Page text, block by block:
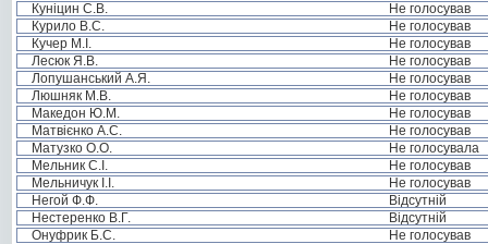
Куніцин С.В.
Не голосував
Курило В.С.
Не голосував
Кучер М.І.
Не голосував
Лесюк Я.В.
Не голосував
Лопушанський А.Я.
Не голосував
Люшняк М.В.
Не голосував
Македон Ю.М.
Не голосував
Матвієнко А.С.
Не голосував
Матузко О.О.
Не голосувала
Мельник С.І.
Не голосував
Мельничук І.І.
Не голосував
Негой Ф.Ф.
Відсутній
Нестеренко В.Г.
Відсутній
Онуфрик Б.С.
Не голосував